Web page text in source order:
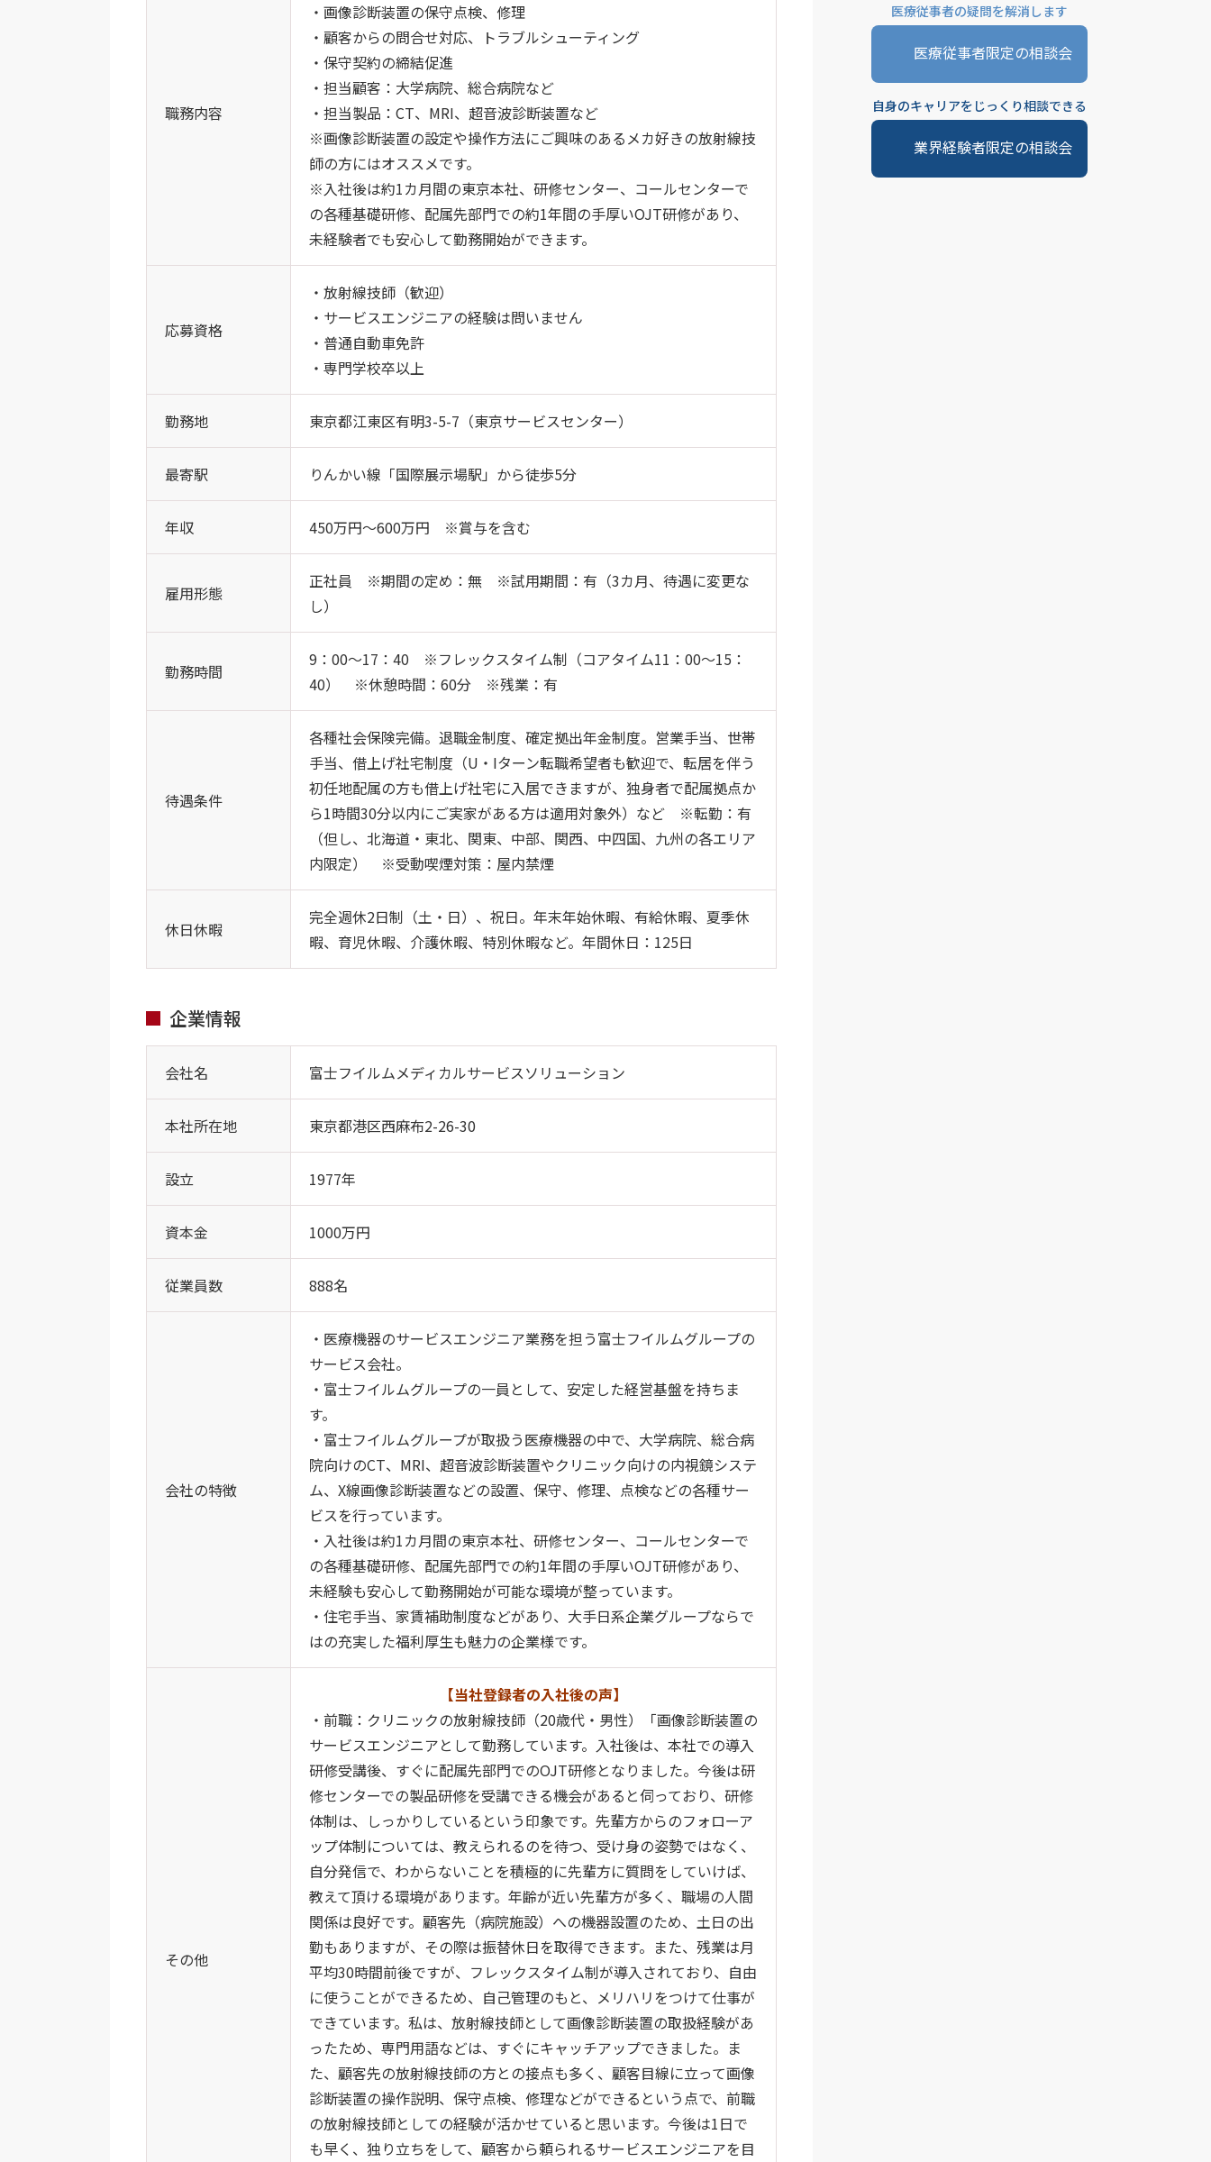
職務内容
・画像診断装置の保守点検、修理
・顧客からの問合せ対応、トラブルシューティング
・保守契約の締結促進
・担当顧客：大学病院、総合病院など
・担当製品：CT、MRI、超音波診断装置など
※画像診断装置の設定や操作方法にご興味のあるメカ好きの放射線技
師の方にはオススメです。
※入社後は約1カ月間の東京本社、研修センター、コールセンターで
の各種基礎研修、配属先部門での約1年間の手厚いOJT研修があり、
未経験者でも安心して勤務開始ができます。
応募資格
・放射線技師（歓迎）
・サービスエンジニアの経験は問いません
・普通自動車免許
・専門学校卒以上
勤務地 東京都江東区有明3-5-7（東京サービスセンター）
最寄駅 りんかい線「国際展示場駅」から徒歩5分
年収 450万円～600万円 ※賞与を含む
雇用形態
正社員 ※期間の定め：無 ※試用期間：有（3カ月、待遇に変更な
し）
勤務時間
9：00～17：40 ※フレックスタイム制（コアタイム11：00～15：
40） ※休憩時間：60分 ※残業：有
待遇条件
各種社会保険完備。退職金制度、確定拠出年金制度。営業手当、世帯
手当、借上げ社宅制度（U・Iターン転職希望者も歓迎で、転居を伴う
初任地配属の方も借上げ社宅に入居できますが、独身者で配属拠点か
ら1時間30分以内にご実家がある方は適用対象外）など ※転勤：有
（但し、北海道・東北、関東、中部、関西、中四国、九州の各エリア
内限定） ※受動喫煙対策：屋内禁煙
休日休暇
完全週休2日制（土・日）、祝日。年末年始休暇、有給休暇、夏季休
暇、育児休暇、介護休暇、特別休暇など。年間休日：125日
企業情報
会社名 富士フイルムメディカルサービスソリューション
本社所在地 東京都港区西麻布2-26-30
設立 1977年
資本金 1000万円
従業員数 888名
会社の特徴
・医療機器のサービスエンジニア業務を担う富士フイルムグループの
サービス会社。
・富士フイルムグループの一員として、安定した経営基盤を持ちま
す。
・富士フイルムグループが取扱う医療機器の中で、大学病院、総合病
院向けのCT、MRI、超音波診断装置やクリニック向けの内視鏡システ
ム、X線画像診断装置などの設置、保守、修理、点検などの各種サー
ビスを行っています。
・入社後は約1カ月間の東京本社、研修センター、コールセンターで
の各種基礎研修、配属先部門での約1年間の手厚いOJT研修があり、
未経験も安心して勤務開始が可能な環境が整っています。
・住宅手当、家賃補助制度などがあり、大手日系企業グループならで
はの充実した福利厚生も魅力の企業様です。
その他
【当社登録者の入社後の声】
・前職：クリニックの放射線技師（20歳代・男性）「画像診断装置の
サービスエンジニアとして勤務しています。入社後は、本社での導入
研修受講後、すぐに配属先部門でのOJT研修となりました。今後は研
修センターでの製品研修を受講できる機会があると伺っており、研修
体制は、しっかりしているという印象です。先輩方からのフォローア
ップ体制については、教えられるのを待つ、受け身の姿勢ではなく、
自分発信で、わからないことを積極的に先輩方に質問をしていけば、
教えて頂ける環境があります。年齢が近い先輩方が多く、職場の人間
関係は良好です。顧客先（病院施設）への機器設置のため、土日の出
勤もありますが、その際は振替休日を取得できます。また、残業は月
平均30時間前後ですが、フレックスタイム制が導入されており、自由
に使うことができるため、自己管理のもと、メリハリをつけて仕事が
できています。私は、放射線技師として画像診断装置の取扱経験があ
ったため、専門用語などは、すぐにキャッチアップできました。ま
た、顧客先の放射線技師の方との接点も多く、顧客目線に立って画像
診断装置の操作説明、保守点検、修理などができるという点で、前職
の放射線技師としての経験が活かせていると思います。今後は1日で
も早く、独り立ちをして、顧客から頼られるサービスエンジニアを目
医療従事者の疑問を解消します
医療従事者限定の相談会
自身のキャリアをじっくり相談できる
業界経験者限定の相談会